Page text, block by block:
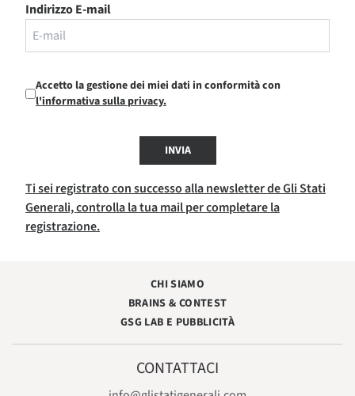
Indirizzo E-mail
Accetto la gestione dei miei dati in conformità con
l'informativa sulla privacy.
INVIA
Ti sei registrato con successo alla newsletter de Gli Stati
Generali, controlla la tua mail per completare la
registrazione.
CHI SIAMO
BRAINS & CONTEST
GSG LAB E PUBBLICITÀ
CONTATTACI